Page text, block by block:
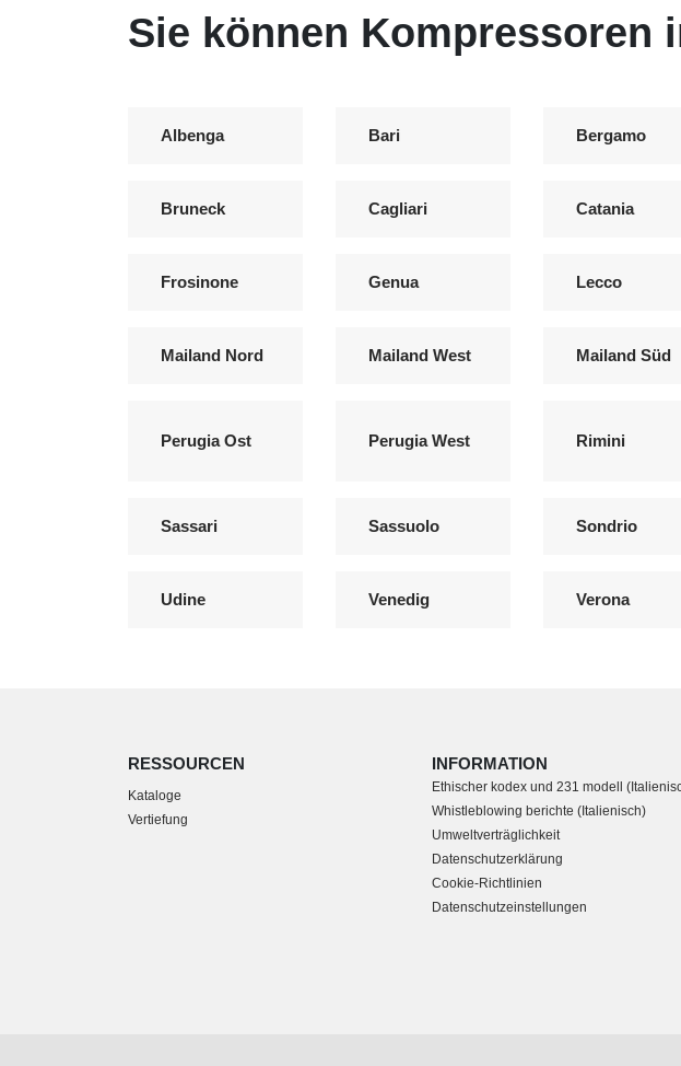
Sie können Kompressoren
Albenga Bari Bergamo
Bruneck Cagliari Catania
Frosinone Genua Lecco
Mailand Nord Mailand West Mailand Süd
Perugia Ost Perugia West Rimini
Sassari Sassuolo Sondrio
Udine Venedig Verona
RESSOURCEN
Kataloge
Vertiefung
INFORMATION
Ethischer kodex und 231 modell
Whistleblowing berichte (Italienisch)
Umweltverträglichkeit
Datenschutzerklärung
Cookie-Richtlinien
Datenschutzeinstellungen